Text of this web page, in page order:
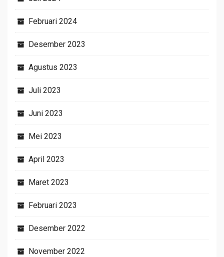
Februari 2024
Desember 2023
Agustus 2023
Juli 2023
Juni 2023
Mei 2023
April 2023
Maret 2023
Februari 2023
Desember 2022
November 2022